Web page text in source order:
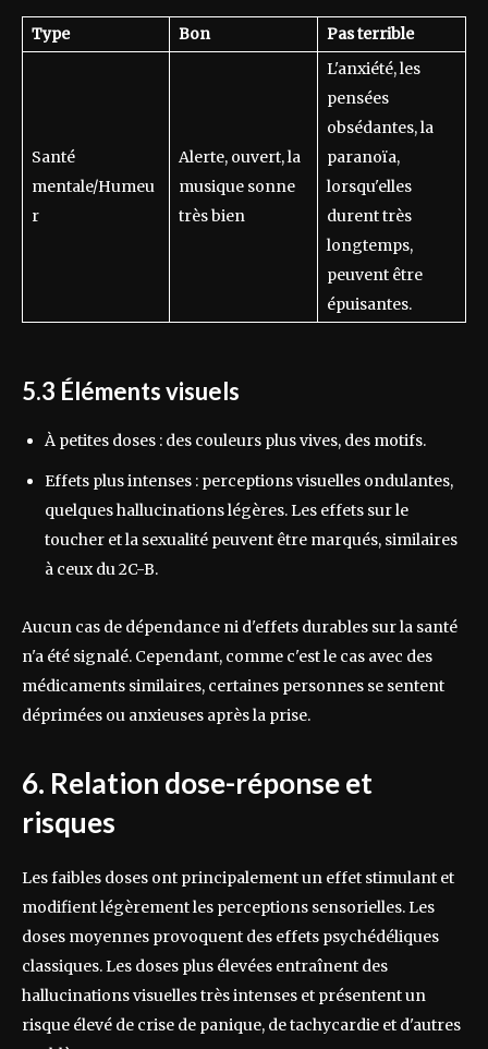
Type Bon Pas terrible
Santé
mentale/Humeu
r
Alerte, ouvert, la
musique sonne
très bien
L'anxiété, les
pensées
obsédantes, la
paranoïa,
lorsqu'elles
durent très
longtemps,
peuvent être
épuisantes.
5.3 Éléments visuels
À petites doses : des couleurs plus vives, des motifs.
Effets plus intenses : perceptions visuelles ondulantes,
quelques hallucinations légères. Les effets sur le
toucher et la sexualité peuvent être marqués, similaires
à ceux du 2C-B.
Aucun cas de dépendance ni d'effets durables sur la santé
n'a été signalé. Cependant, comme c'est le cas avec des
médicaments similaires, certaines personnes se sentent
déprimées ou anxieuses après la prise.
6. Relation dose-réponse et
risques
Les faibles doses ont principalement un effet stimulant et
modifient légèrement les perceptions sensorielles. Les
doses moyennes provoquent des effets psychédéliques
classiques. Les doses plus élevées entraînent des
hallucinations visuelles très intenses et présentent un
risque élevé de crise de panique, de tachycardie et d'autres